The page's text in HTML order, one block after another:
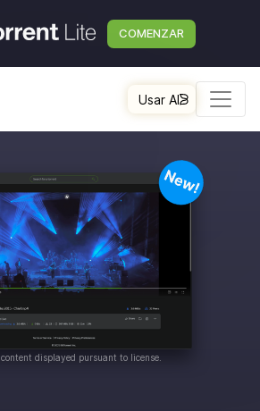
COMENZAR
Usar AI
content displayed pursuant to license.